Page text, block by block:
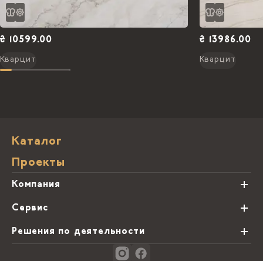
₴ 10599.00
Кварцит
₴ 13986.00
Кварцит
Каталог
Проекты
Компания
О нас
Блог
Сервис
Виды обработки камня
Решения по деятельности